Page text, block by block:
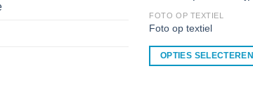
FOTO OP TEXTIEL
Foto op textiel
OPTIES SELECTEREN